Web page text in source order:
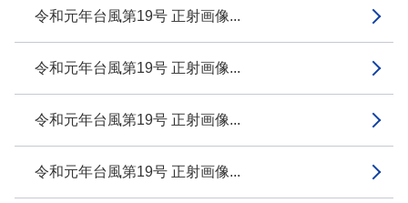
令和元年台風第19号 正射画像...
令和元年台風第19号 正射画像...
令和元年台風第19号 正射画像...
令和元年台風第19号 正射画像...